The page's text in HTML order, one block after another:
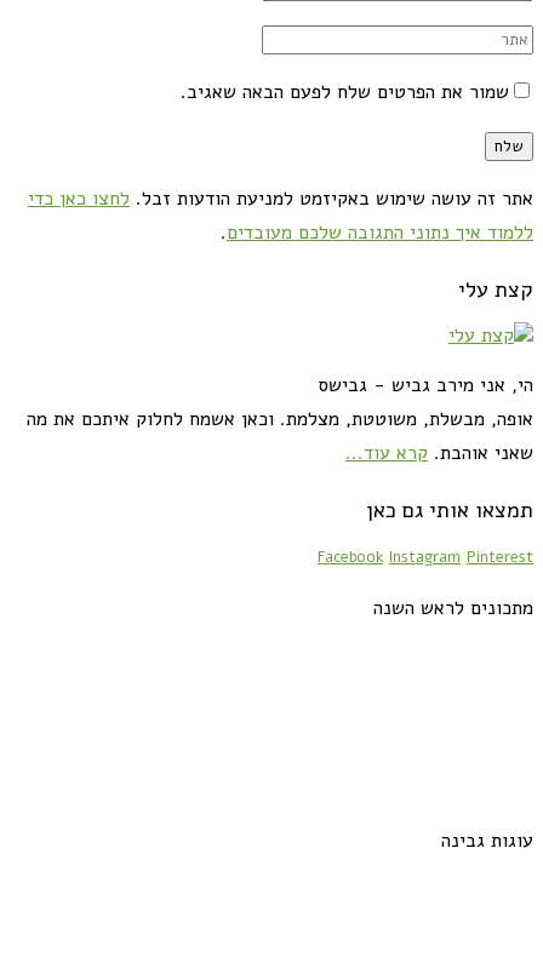
שמור את הפרטים שלח לפעם הבאה שאגיב.
אתר זה עושה שימוש באקיזמט למניעת הודעות זבל. לחצו כאן כדי
ללמוד איך נתוני התגובה שלכם מעובדים.
קצת עלי
הי, אני מירב גביש - גבישס
אופה, מבשלת, משוטטת, מצלמת. וכאן אשמח לחלוק איתכם את מה
שאני אוהבת. קרא עוד...
תמצאו אותי גם כאן
Facebook Instagram Pinterest
מתכונים לראש השנה
עוגות גבינה